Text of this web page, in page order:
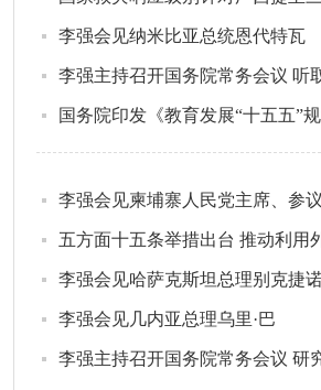
李强会见纳米比亚总统恩代特瓦
李强主持召开国务院常务会议 听
国务院印发《教育发展“十五五”规
李强会见柬埔寨人民党主席、参
五方面十五条举措出台 推动利用
李强会见哈萨克斯坦总理别克捷
李强会见几内亚总理乌里·巴
李强主持召开国务院常务会议 研